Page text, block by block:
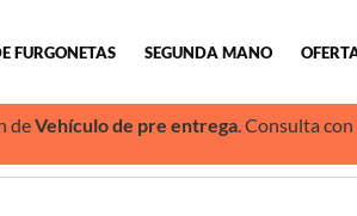
FURGONETAS SEGUNDA MANO
deVehículo de pre entrega. Consulta